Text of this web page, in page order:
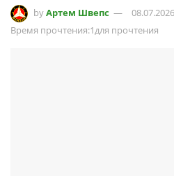
byАртем Швепс
08.07.2026
Время прочтения:1для прочтения